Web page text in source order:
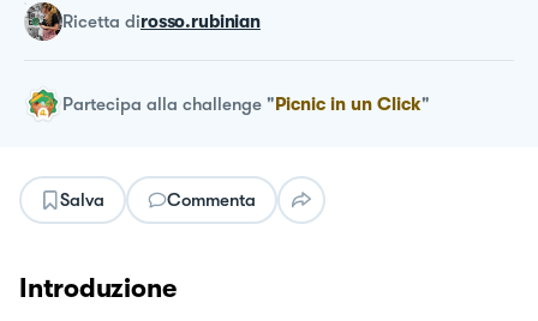
ricetta dirosso.rubinian
Partecipa alla challenge "Picnic in un Click"
Salva Commenta
Introduzione